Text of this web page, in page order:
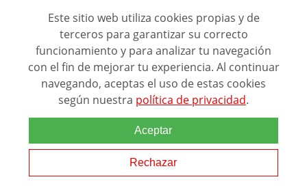
SOLICITAR INFORMACIÓN
Este sitio web utiliza cookies propias y de
terceros para garantizar su correcto
funcionamiento y para analizar tu navegación
con el fin de mejorar tu experiencia. Al continuar
navegando, aceptas el uso de estas cookies
según nuestra política de privacidad.
Aceptar
Rechazar